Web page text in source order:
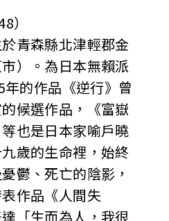
）
青森縣北津輕郡金
）。為日本無賴派
的作品《逆行》曾
候選作品，《富嶽
也是日本家喻戶曉
歲的生命裡，始終
鬱、死亡的陰影，
作品《人間失
「生而為人，我很